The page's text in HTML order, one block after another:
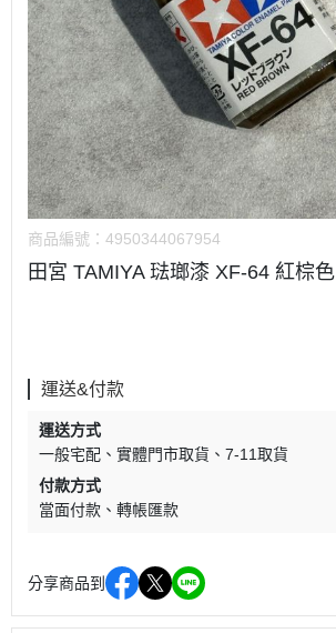
商品編號： 4950344067954
田宮 TAMIYA 琺瑯漆 XF-64 紅棕色
運送&付款
運送方式
一般宅配
實體門市取貨
7-11取貨
付款方式
當面付款
轉帳匯款
分享商品到